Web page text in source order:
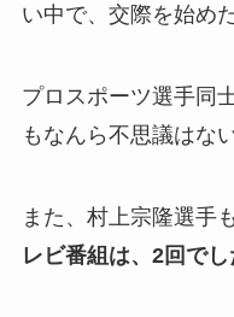
い中で、交際を始め
プロスポーツ選手同
もなんら不思議はな
また、村上宗隆選手
レビ番組は、2回でし